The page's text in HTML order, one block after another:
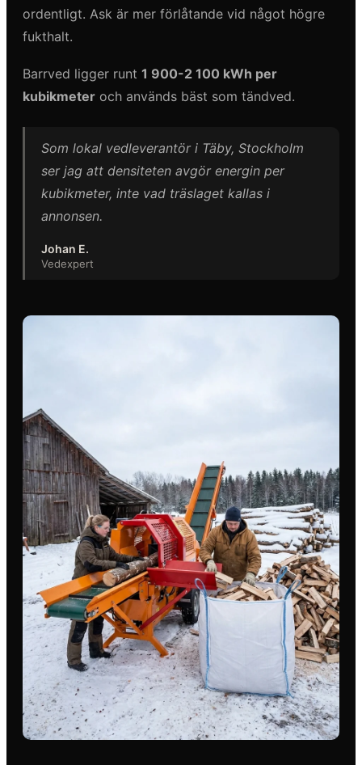
ordentligt. Ask är mer förlåtande vid något högre
fukthalt.
Barrved ligger runt 1 900-2 100 kWh per
kubikmeter och används bäst som tändved.
Som lokal vedleverantör i Täby, Stockholm
ser jag att densiteten avgör energin per
kubikmeter, inte vad träslaget kallas i
annonsen.
Johan E.
Vedexpert